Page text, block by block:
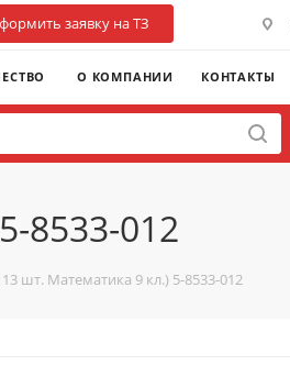
заявку на ТЗ
О КОМПАНИИ КОНТАКТЫ
8533-012
шт. Математика 9 кл.) 5-8533-012